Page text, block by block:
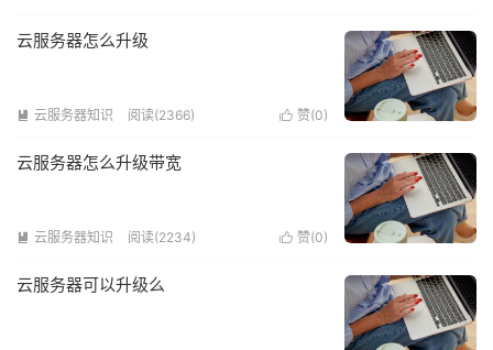
云服务器怎么升级
 云服务器知识 阅读(2366)  赞(0)
云服务器怎么升级带宽
 云服务器知识 阅读(2234)  赞(0)
云服务器可以升级么